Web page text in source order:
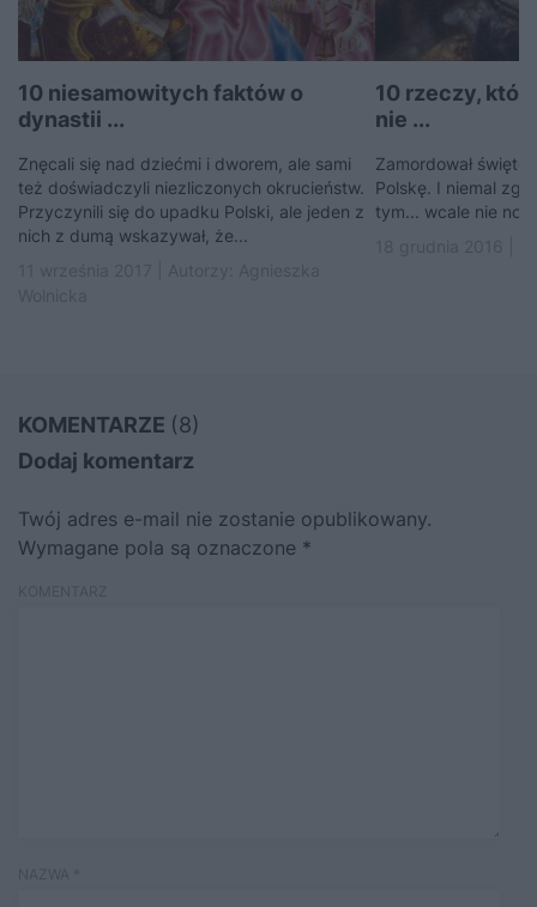
10 niesamowitych faktów o
dynastii ...
Znęcali się nad dziećmi i dworem, ale sami
też doświadczyli niezliczonych okrucieństw.
Przyczynili się do upadku Polski, ale jeden z
nich z dumą wskazywał, że...
10 rzeczy,
nie ...
Zamordował
Polskę. I niemal
tym... wcale nie
KOMENTARZE (8)
Dodaj komentarz
Twój adres e-mail nie zostanie opublikowany.
Wymagane pola są oznaczone *